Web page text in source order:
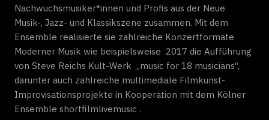
Nachwuchsmusiker*innen und Profis aus der Neue
Musik-, Jazz- und Klassikszene zusammen. Mit dem
Ensemble realisierte sie zahlreiche Konzertformate
Moderner Musik wie beispielsweise 2017 die Aufführung
von Steve Reichs Kult-Werk „music for 18 musicians“,
darunter auch zahlreiche multimediale Filmkunst-
Improvisationsprojekte in Kooperation mit dem Kölner
Ensemble shortfilmlivemusic .